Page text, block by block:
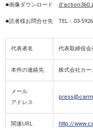
■画像ダウンロード
■読者様お問合せ先 TEL：03-
代表者名 代表取締役
本件の連絡先 株式会社カ
メール
アドレス
関連URL http://